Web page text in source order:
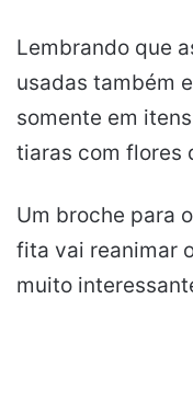
Lembrando que
usadas também
somente em
tiaras com flores
Um broche para
fita vai reanimar
muito